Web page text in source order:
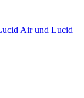
Air und Lucid